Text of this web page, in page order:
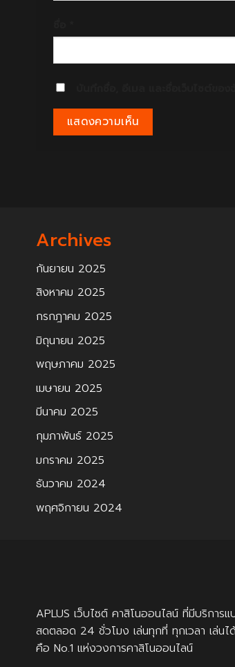
Archives
กันยายน 2025
สิงหาคม 2025
กรกฎาคม 2025
มิถุนายน 2025
พฤษภาคม 2025
เมษายน 2025
มีนาคม 2025
กุมภาพันธ์ 2025
มกราคม 2025
ธันวาคม 2024
พฤศจิกายน 2024
APLUS เว็บไซต์ คาสิโนออนไลน์ ที่มีบริกา
สดตลอด 24 ชั่วโมง เล่นทุกที่ ทุกเวลา เล่น
คือ No.1 แห่งวงการคาสิโนออนไลน์